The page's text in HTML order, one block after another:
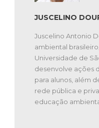
JUSCELINO
Juscelino Antonio
ambiental
Universidade de
desenvolve ações
para alunos, além
rede pública e
educação